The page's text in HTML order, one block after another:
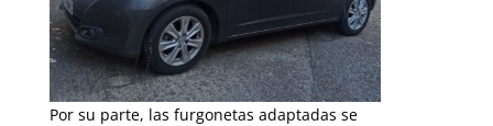
Por su parte, las furgonetas adaptadas se